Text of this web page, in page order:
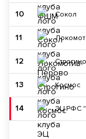
10 Сокол
11
12 Строгино
13 Космос
14 ЭЦ РФС